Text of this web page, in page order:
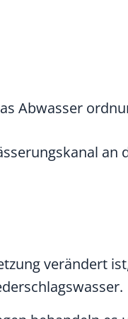
Abwasser
an
verändert